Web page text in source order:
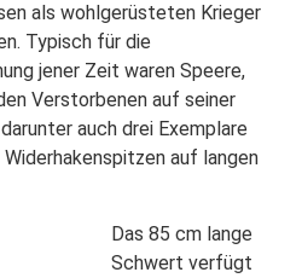
als wohlgerüsteten Krieger
Typisch für die
jener Zeit waren Speere,
Verstorbenen auf seiner
auch drei Exemplare
auf langen
Das 85 cm lange
Schwert verfügt